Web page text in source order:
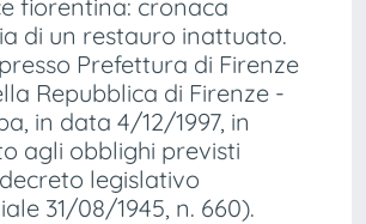
fiorentina: cronaca
di un restauro inattuato.
Prefettura di Firenze
Repubblica di Firenze -
in data 4/12/1997, in
agli obblighi previsti
legislativo
31/08/1945, n. 660).